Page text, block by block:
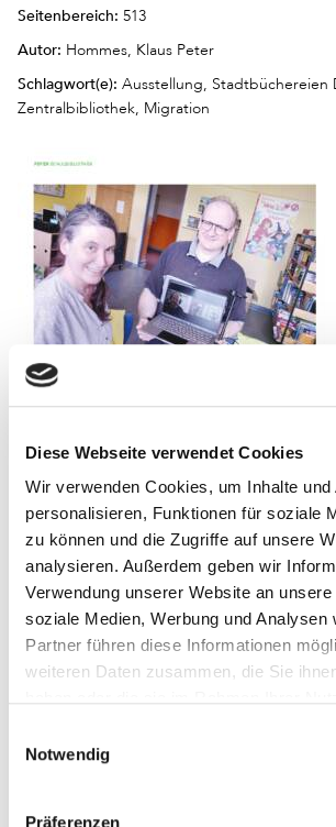
Diese Webseite verwendet Cookies
Wir verwenden Cookies, um Inhalte und
personalisieren, Funktionen für soziale
zu können und die Zugriffe auf unsere
analysieren. Außerdem geben wir
Verwendung unserer Website an
soziale Medien, Werbung und Analysen
Partner führen diese Informationen
weiteren Daten zusammen, die Sie
Notwendig
Präferenzen
Seitenbereich: 513
Autor: Hommes, Klaus Peter
Schlagwort(e): Ausstellung, Stadtbüchereien
Zentralbibliothek, Migration
On Lit – Lese- und
einer Berliner
Schulbibliotheksprojekt mit
Medienpädagogische
fortgeführt werden / Jana